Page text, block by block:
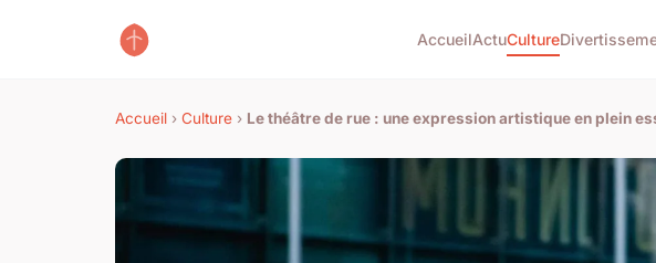
AccueilActuCulture
Accueil › Culture › Le théâtre de rue : une expression artistique en plein